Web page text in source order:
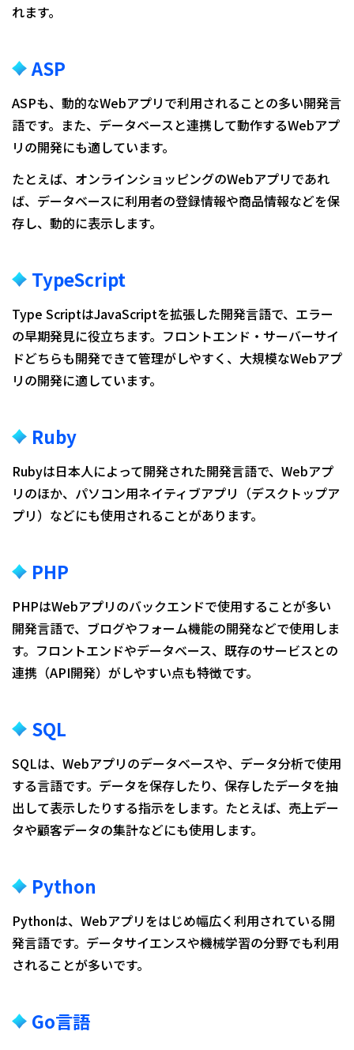
れます。
ASP
ASPも、動的なWebアプリで利用されることの多い開発言
語です。また、データベースと連携して動作するWebアプ
リの開発にも適しています。
たとえば、オンラインショッピングのWebアプリであれ
ば、データベースに利用者の登録情報や商品情報などを保
存し、動的に表示します。
TypeScript
Type ScriptはJavaScriptを拡張した開発言語で、エラー
の早期発見に役立ちます。フロントエンド・サーバーサイ
ドどちらも開発できて管理がしやすく、大規模なWebアプ
リの開発に適しています。
Ruby
Rubyは日本人によって開発された開発言語で、Webアプ
リのほか、パソコン用ネイティブアプリ（デスクトップア
プリ）などにも使用されることがあります。
PHP
PHPはWebアプリのバックエンドで使用することが多い
開発言語で、ブログやフォーム機能の開発などで使用しま
す。フロントエンドやデータベース、既存のサービスとの
連携（API開発）がしやすい点も特徴です。
SQL
SQLは、Webアプリのデータベースや、データ分析で使用
する言語です。データを保存したり、保存したデータを抽
出して表示したりする指示をします。たとえば、売上デー
タや顧客データの集計などにも使用します。
Python
Pythonは、Webアプリをはじめ幅広く利用されている開
発言語です。データサイエンスや機械学習の分野でも利用
されることが多いです。
Go言語